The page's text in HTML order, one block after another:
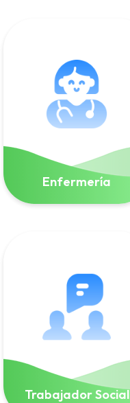
Enfermería
Trabajador Social